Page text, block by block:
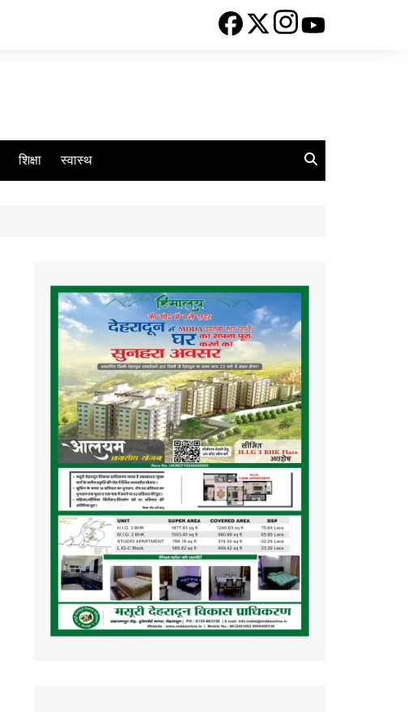
शिक्षा स्वास्थ